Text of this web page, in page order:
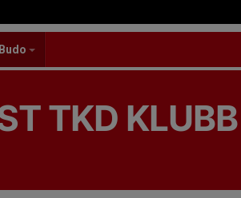
Budo
TKD KLUBB